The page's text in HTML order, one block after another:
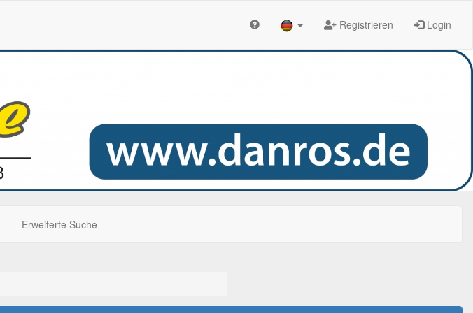
Registrieren Login
Erweiterte Suche